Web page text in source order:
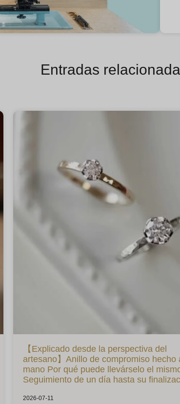
Entradas
【Explicado desde la perspectiva del
artesano】Anillo de compromiso hecho
mano Por qué puede llevárselo el
Seguimiento de un día hasta su
2026-07-11